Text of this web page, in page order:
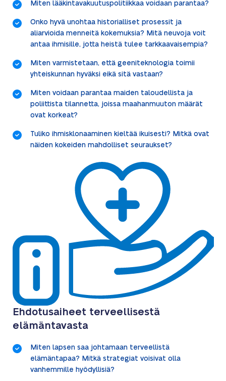
Miten lääkintavakuutuspolitiikkaa voidaan parantaa?
Onko hyvä unohtaa historialliset prosessit ja
aliarvioida menneitä kokemuksia? Mitä neuvoja voit
antaa ihmisille, jotta heistä tulee tarkkaavaisempia?
Miten varmistetaan, että geeniteknologia toimii
yhteiskunnan hyväksi eikä sitä vastaan?
Miten voidaan parantaa maiden taloudellista ja
poliittista tilannetta, joissa maahanmuuton määrät
ovat korkeat?
Tuliko ihmisklonaaminen kieltää ikuisesti? Mitkä ovat
näiden kokeiden mahdolliset seuraukset?
Ehdotusaiheet terveellisestä
elämäntavasta
Miten lapsen saa johtamaan terveellistä
elämäntapaa? Mitkä strategiat voisivat olla
vanhemmille hyödyllisiä?